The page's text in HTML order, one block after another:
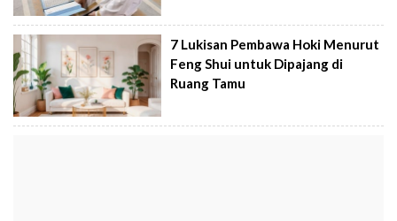
7 Lukisan Pembawa Hoki Menurut
Feng Shui untuk Dipajang di
Ruang Tamu